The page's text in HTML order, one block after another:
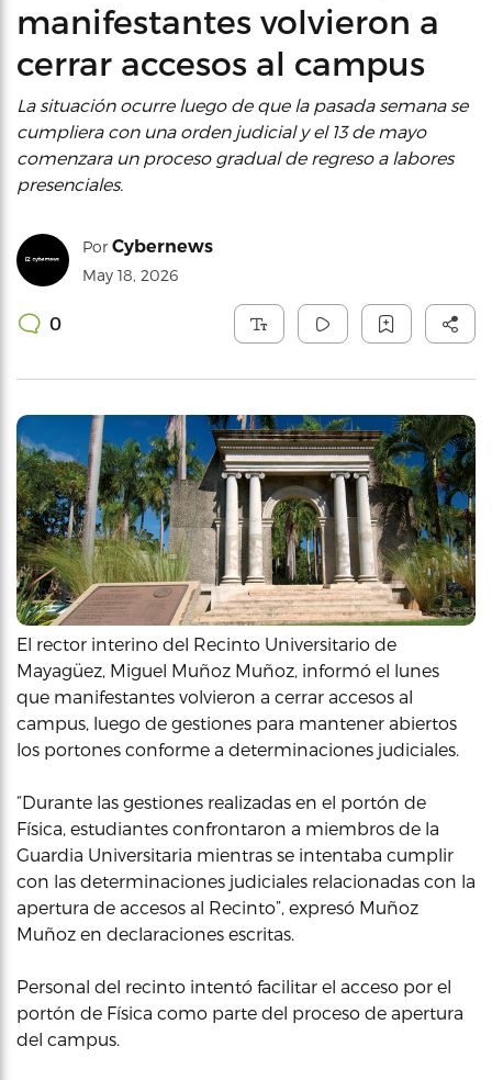
manifestantes volvieron a
cerrar accesos al campus
La situación ocurre luego de que la pasada semana se
cumpliera con una orden judicial y el 13 de mayo
comenzara un proceso gradual de regreso a labores
presenciales.
Por Cybernews
May 18, 2026
0
El rector interino del Recinto Universitario de
Mayagüez, Miguel Muñoz Muñoz, informó el lunes
que manifestantes volvieron a cerrar accesos al
campus, luego de gestiones para mantener abiertos
los portones conforme a determinaciones judiciales.
“Durante las gestiones realizadas en el portón de
Física, estudiantes confrontaron a miembros de la
Guardia Universitaria mientras se intentaba cumplir
con las determinaciones judiciales relacionadas con la
apertura de accesos al Recinto”, expresó Muñoz
Muñoz en declaraciones escritas.
Personal del recinto intentó facilitar el acceso por el
portón de Física como parte del proceso de apertura
del campus.